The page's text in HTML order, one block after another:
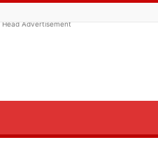
Head Advertisement